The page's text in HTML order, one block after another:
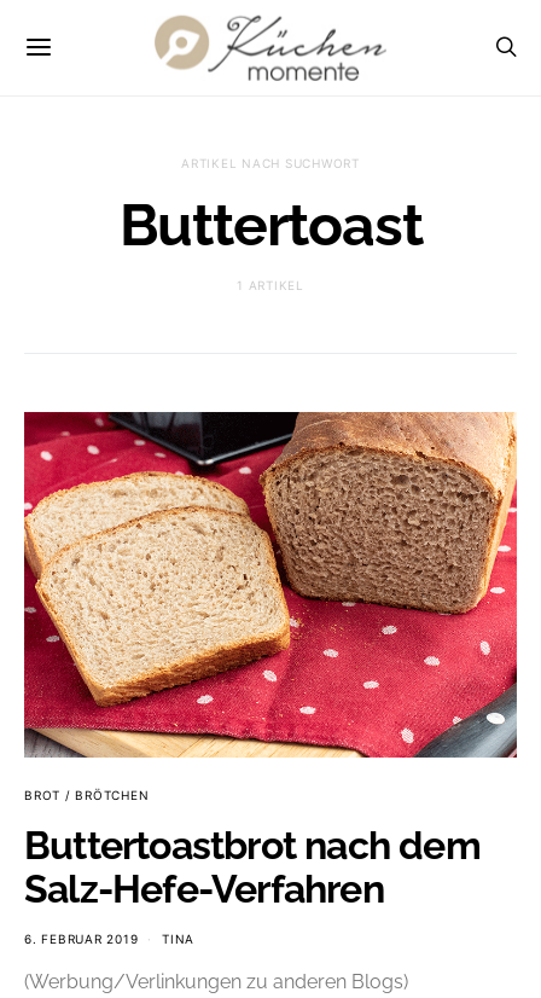
ARTIKEL NACH SUCHWORT
Buttertoast
1 ARTIKEL
BROT / BRÖTCHEN
Buttertoastbrot nach dem
Salz-Hefe-Verfahren
6. FEBRUAR 2019 TINA
(Werbung/Verlinkungen zu anderen Blogs)